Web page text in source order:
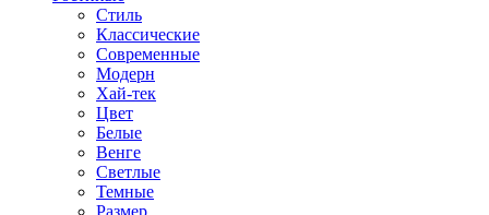
Стиль
Классические
Современные
Модерн
Хай-тек
Цвет
Белые
Венге
Светлые
Темные
Размер